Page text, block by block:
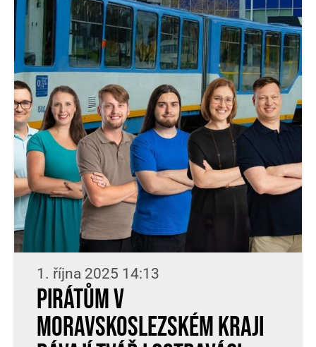
1. října 2025 14:13
Pirátům v
Moravskoslezském kraji